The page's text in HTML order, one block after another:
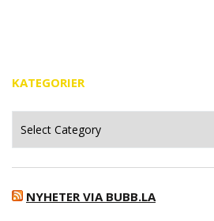
KATEGORIER
NYHETER VIA BUBB.LA